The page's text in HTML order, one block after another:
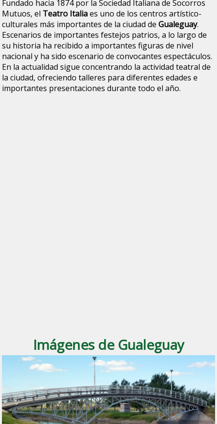
Fundado hacia 1874 por la Sociedad Italiana de Socorros
Mutuos, el Teatro Italiaes uno de los centros artístico-
culturales más importantes de la ciudad deGualeguay.
Escenarios de importantes festejos patrios, a lo largo de
su historia ha recibido a importantes figuras de nivel
nacional y ha sido escenario de convocantes espectáculos.
En la actualidad sigue concentrando la actividad teatral de
la ciudad, ofreciendo talleres para diferentes edades e
importantes presentaciones durante todo el año.
Imágenes de Gualeguay